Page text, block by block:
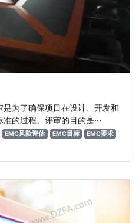
为了确保项目在设计、开发和
的过程。评审的目的是···
EMC风险评估 EMC目标
EMC要求